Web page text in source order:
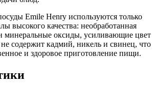
Emile Henry используются только
высокого качества: необработанная
минеральные оксиды, усиливающие цвет
содержит кадмий, никель и свинец, что
и здоровое приготовление пищи.